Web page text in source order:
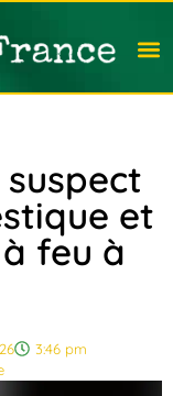
suspect
et
feu à
3:46 pm